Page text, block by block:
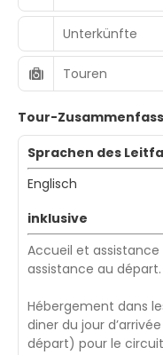
Unterkünfte
Touren
Tour-
Sprachen des
Englisch
inklusive
Accueil et
assistance au départ.
Hébergement dans
diner du jour
départ) pour le